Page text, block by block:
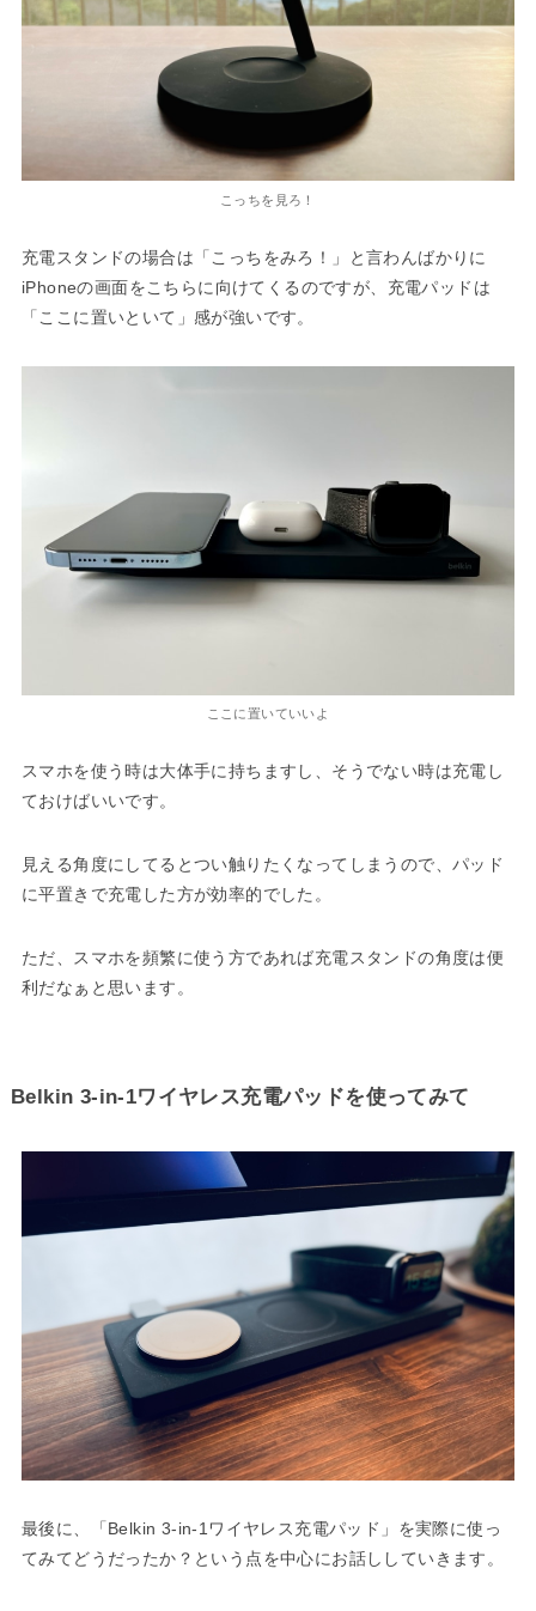
こっちを見ろ！
充電スタンドの場合は「こっちをみろ！」と言わんばかりに
iPhoneの画面をこちらに向けてくるのですが、充電パッドは
「ここに置いといて」感が強いです。
ここに置いていいよ
スマホを使う時は大体手に持ちますし、そうでない時は充電し
ておけばいいです。
見える角度にしてるとつい触りたくなってしまうので、パッド
に平置きで充電した方が効率的でした。
ただ、スマホを頻繁に使う方であれば充電スタンドの角度は便
利だなぁと思います。
Belkin 3-in-1ワイヤレス充電パッドを使ってみて
最後に、「Belkin 3-in-1ワイヤレス充電パッド」を実際に使っ
てみてどうだったか？という点を中心にお話ししていきます。